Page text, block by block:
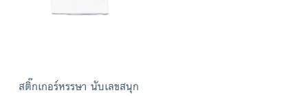
สติ๊กเกอร์หรรษา นับเลขสนุก